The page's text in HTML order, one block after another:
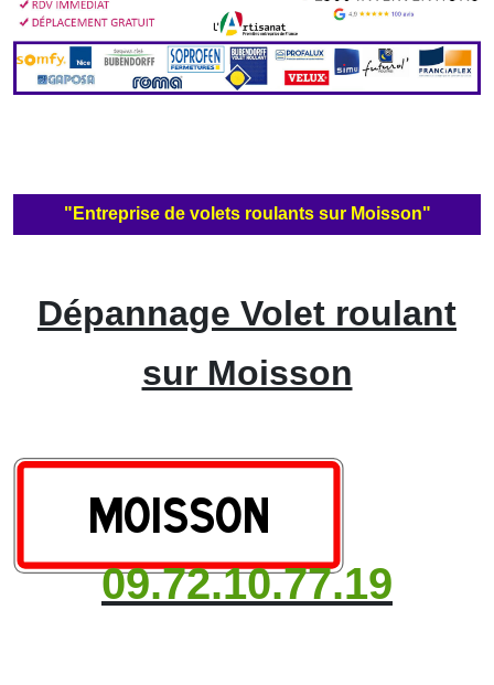
"Entreprise de volets roulants sur Moisson"
Dépannage Volet roulant
sur Moisson
09.72.10.77.19